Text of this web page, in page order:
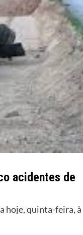
acidentes de
hoje, quinta-feira, à